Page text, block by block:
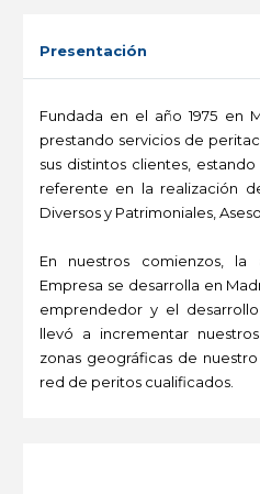
Presentación
Fundada en el año 1975 en
prestando servicios de
sus distintos clientes,
referente en la realización
Diversos y Patrimoniales,
En nuestros comienzos,
Empresa se desarrolla en
emprendedor y el
llevó a incrementar
zonas geográficas de
red de peritos cualificados.